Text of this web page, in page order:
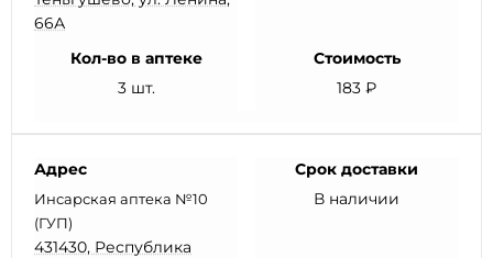
66А
Кол-во в аптеке
3 шт.
Стоимость
183 ₽
Адрес
Инсарская аптека №10
(ГУП)
431430, Республика
Срок доставки
В наличии